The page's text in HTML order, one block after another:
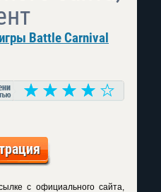
Battle Carnival
с официального сайта,